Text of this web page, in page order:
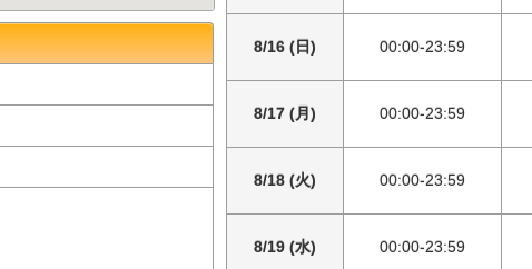
8/16 (日) 00:00-23:59
8/17 (月) 00:00-23:59
8/18 (火) 00:00-23:59
8/19 (水) 00:00-23:59